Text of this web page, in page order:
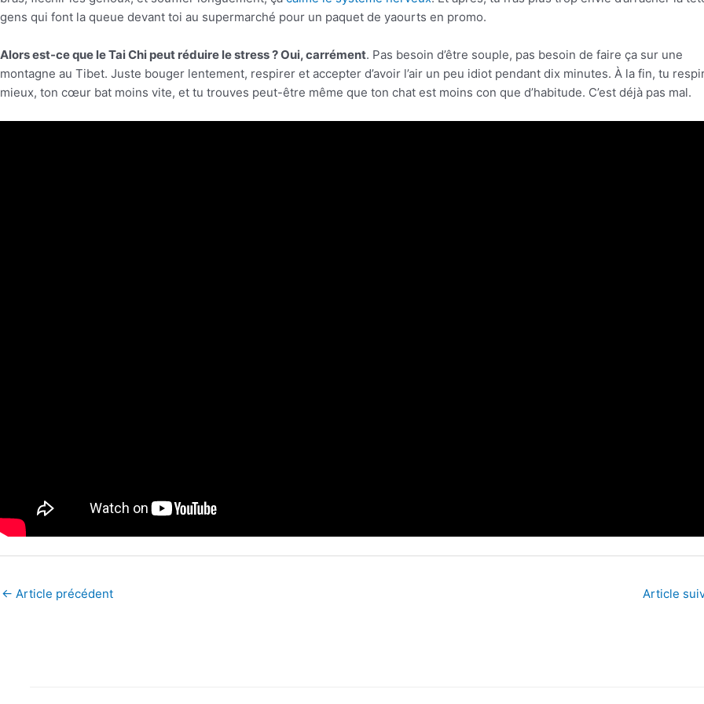
gens qui font la queue devant toi au supermarché pour un paquet de yaourts en promo.
Alors est-ce que le Tai Chi peut réduire le stress ? Oui, carrément. Pas besoin d’être souple, pas besoin de faire ça sur une
montagne au Tibet. Juste bouger lentement, respirer et accepter d’avoir l’air un peu idiot pendant dix minutes. À la fin, tu
mieux, ton cœur bat moins vite, et tu trouves peut-être même que ton chat est moins con que d’habitude. C’est déjà pas mal.
← Article précédent Article